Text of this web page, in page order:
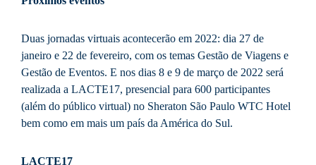
Duas jornadas virtuais acontecerão em 2022: dia 27 de
janeiro e 22 de fevereiro, com os temas Gestão de Viagens e
Gestão de Eventos. E nos dias 8 e 9 de março de 2022 será
realizada a LACTE17, presencial para 600 participantes
(além do público virtual) no Sheraton São Paulo WTC Hotel
bem como em mais um país da América do Sul.
LACTE17